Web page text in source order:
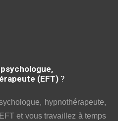
(EFT) ?
hypnothérapeute,
et vous travaillez à temps